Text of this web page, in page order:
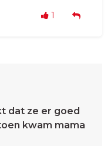
1
dat ze er goed
kwam mama